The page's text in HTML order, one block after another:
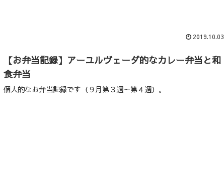
2019.10.03
【お弁当記録】アーユルヴェーダ的なカレー弁当と和
食弁当
個人的なお弁当記録です（９月第３週～第４週）。